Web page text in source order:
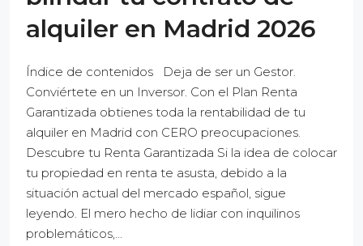
alquiler en Madrid 2026
Índice de contenidos Deja de ser un Gestor.
Conviértete en un Inversor. Con el Plan Renta
Garantizada obtienes toda la rentabilidad de tu
alquiler en Madrid con CERO preocupaciones.
Descubre tu Renta Garantizada Si la idea de colocar
tu propiedad en renta te asusta, debido a la
situación actual del mercado español, sigue
leyendo. El mero hecho de lidiar con inquilinos
problemáticos,...